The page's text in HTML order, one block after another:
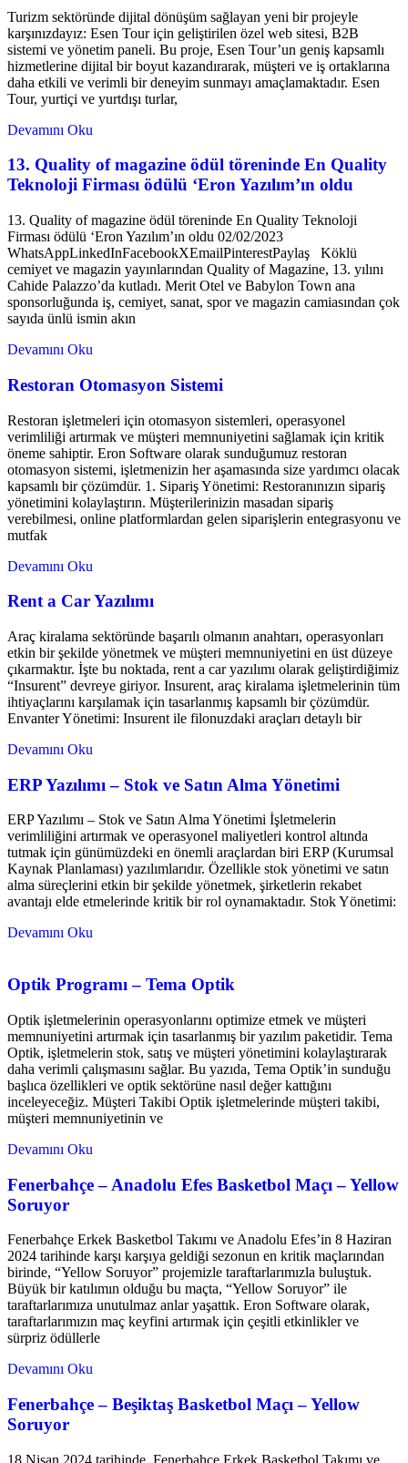
Turizm sektöründe dijital dönüşüm sağlayan yeni bir projeyle
karşınızdayız: Esen Tour için geliştirilen özel web sitesi, B2B
sistemi ve yönetim paneli. Bu proje, Esen Tour’un geniş kapsamlı
hizmetlerine dijital bir boyut kazandırarak, müşteri ve iş ortaklarına
daha etkili ve verimli bir deneyim sunmayı amaçlamaktadır. Esen
Tour, yurtiçi ve yurtdışı turlar,
Devamını Oku
13. Quality of magazine ödül töreninde En Quality
Teknoloji Firması ödülü ‘Eron Yazılım’ın oldu
13. Quality of magazine ödül töreninde En Quality Teknoloji
Firması ödülü ‘Eron Yazılım’ın oldu 02/02/2023
WhatsAppLinkedInFacebookXEmailPinterestPaylaş Köklü
cemiyet ve magazin yayınlarından Quality of Magazine, 13. yılını
Cahide Palazzo’da kutladı. Merit Otel ve Babylon Town ana
sponsorluğunda iş, cemiyet, sanat, spor ve magazin camiasından çok
sayıda ünlü ismin akın
Devamını Oku
Restoran Otomasyon Sistemi
Restoran işletmeleri için otomasyon sistemleri, operasyonel
verimliliği artırmak ve müşteri memnuniyetini sağlamak için kritik
öneme sahiptir. Eron Software olarak sunduğumuz restoran
otomasyon sistemi, işletmenizin her aşamasında size yardımcı olacak
kapsamlı bir çözümdür. 1. Sipariş Yönetimi: Restoranınızın sipariş
yönetimini kolaylaştırın. Müşterilerinizin masadan sipariş
verebilmesi, online platformlardan gelen siparişlerin entegrasyonu ve
mutfak
Devamını Oku
Rent a Car Yazılımı
Araç kiralama sektöründe başarılı olmanın anahtarı, operasyonları
etkin bir şekilde yönetmek ve müşteri memnuniyetini en üst düzeye
çıkarmaktır. İşte bu noktada, rent a car yazılımı olarak geliştirdiğimiz
“Insurent” devreye giriyor. Insurent, araç kiralama işletmelerinin tüm
ihtiyaçlarını karşılamak için tasarlanmış kapsamlı bir çözümdür.
Envanter Yönetimi: Insurent ile filonuzdaki araçları detaylı bir
Devamını Oku
ERP Yazılımı – Stok ve Satın Alma Yönetimi
ERP Yazılımı – Stok ve Satın Alma Yönetimi İşletmelerin
verimliliğini artırmak ve operasyonel maliyetleri kontrol altında
tutmak için günümüzdeki en önemli araçlardan biri ERP (Kurumsal
Kaynak Planlaması) yazılımlarıdır. Özellikle stok yönetimi ve satın
alma süreçlerini etkin bir şekilde yönetmek, şirketlerin rekabet
avantajı elde etmelerinde kritik bir rol oynamaktadır. Stok Yönetimi:
Devamını Oku
Optik Programı – Tema Optik
Optik işletmelerinin operasyonlarını optimize etmek ve müşteri
memnuniyetini artırmak için tasarlanmış bir yazılım paketidir. Tema
Optik, işletmelerin stok, satış ve müşteri yönetimini kolaylaştırarak
daha verimli çalışmasını sağlar. Bu yazıda, Tema Optik’in sunduğu
başlıca özellikleri ve optik sektörüne nasıl değer kattığını
inceleyeceğiz. Müşteri Takibi Optik işletmelerinde müşteri takibi,
müşteri memnuniyetinin ve
Devamını Oku
Fenerbahçe – Anadolu Efes Basketbol Maçı – Yellow
Soruyor
Fenerbahçe Erkek Basketbol Takımı ve Anadolu Efes’in 8 Haziran
2024 tarihinde karşı karşıya geldiği sezonun en kritik maçlarından
birinde, “Yellow Soruyor” projemizle taraftarlarımızla buluştuk.
Büyük bir katılımın olduğu bu maçta, “Yellow Soruyor” ile
taraftarlarımıza unutulmaz anlar yaşattık. Eron Software olarak,
taraftarlarımızın maç keyfini artırmak için çeşitli etkinlikler ve
sürpriz ödüllerle
Devamını Oku
Fenerbahçe – Beşiktaş Basketbol Maçı – Yellow
Soruyor
18 Nisan 2024 tarihinde, Fenerbahçe Erkek Basketbol Takımı ve